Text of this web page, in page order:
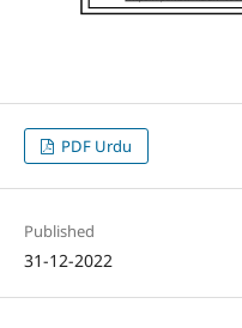
PDF Urdu
Published
31-12-2022